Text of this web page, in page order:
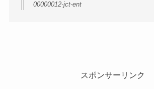
00000012-jct-ent
スポンサーリンク